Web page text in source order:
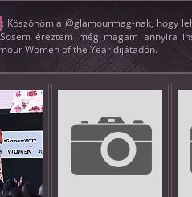
: Köszönöm a @glamourmag-nak, hogy
Sosem éreztem még magam annyira
Women of the Year díjátadón.